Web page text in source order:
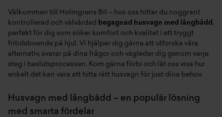
Välkommen till Holmgrens Bil – hos oss hittar du noggrant
kontrollerad och välvårdad begagnad husvagn med långbädd,
perfekt för dig som söker komfort och kvalitet i ett tryggt
fritidsboende på hjul. Vi hjälper dig gärna att utforska våra
alternativ, svarar på dina frågor och vägleder dig genom varje
steg i beslutsprocessen. Kom gärna förbi och låt oss visa hur
enkelt det kan vara att hitta rätt husvagn för just dina behov.
Husvagn med långbädd – en populär lösning
med smarta fördelar